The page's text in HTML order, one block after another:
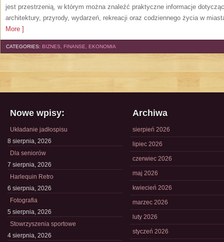
jest przestrzenią, w którym można znaleźć praktyczne informacje
architektury, przyrody, wydarzeń, rekreacji oraz codziennego życia w
More ]
CATEGORIES: BIZNES, FINANSE, EKONOMIA
Nowe wpisy:
Układanie jadłospisu
8 sierpnia, 2026
Dla seniorów
7 sierpnia, 2026
Harlequin Retro
6 sierpnia, 2026
Fotografia
5 sierpnia, 2026
Stowrzyszenia sportowe
4 sierpnia, 2026
Archiwa
sierpień 2026
lipiec 2026
czerwiec 2026
maj 2026
kwiecień 2026
marzec 2026
luty 2026
styczeń 2026